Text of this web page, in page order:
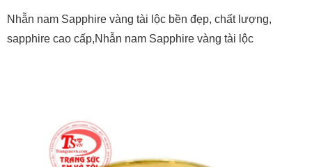
Nhẫn nam Sapphire vàng tài lộc bền đẹp, chất lượng,
sapphire cao cấp,Nhẫn nam Sapphire vàng tài lộc